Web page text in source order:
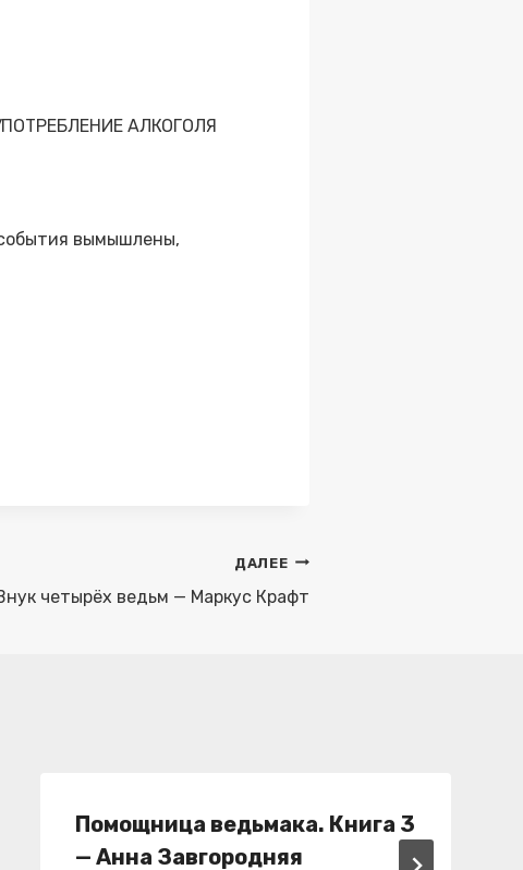
АЛКОГОЛЯ
вымышлены,
ДАЛЕЕ
четырёх ведьм — Маркус Крафт
Помощница ведьмака. Книга 3
— Анна Завгородняя